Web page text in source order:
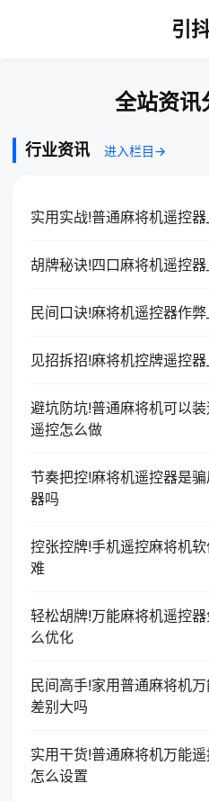
引
全站资讯
行业资讯 进入栏目→
实用实战!普通麻将机遥控
胡牌秘诀!四口麻将机遥控
民间口诀!麻将机遥控器作
见招拆招!麻将机控牌遥控
避坑防坑!普通麻将机可以
遥控怎么做
节奏把控!麻将机遥控器是
器吗
控张控牌!手机遥控麻将机
难
轻松胡牌!万能麻将机遥控
么优化
民间高手!家用普通麻将机
差别大吗
实用干货!普通麻将机万能
怎么设置